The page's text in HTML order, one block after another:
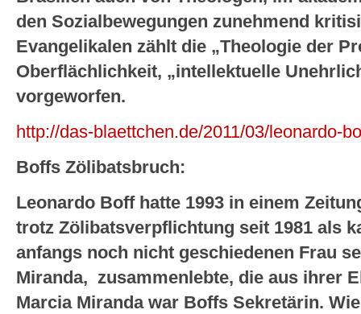
den Sozialbewegungen zunehmend
Evangelikalen zählt die „Theologie der
Oberflächlichkeit, „intellektuelle
vorgeworfen.
http://das-blaettchen.de/2011/03/leonardo-
Boffs Zölibatsbruch:
Leonardo Boff hatte 1993 in einem
trotz Zölibatsverpflichtung seit 1981 als
anfangs noch nicht geschiedenen Frau
Miranda, zusammenlebte, die aus ihrer
Marcia Miranda war Boffs Sekretärin.